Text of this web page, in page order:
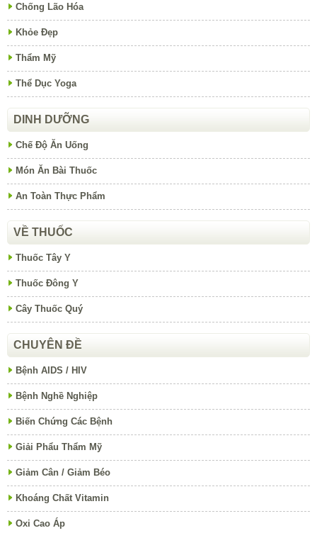
Chống Lão Hóa
Khỏe Đẹp
Thẩm Mỹ
Thể Dục Yoga
DINH DƯỠNG
Chế Độ Ăn Uống
Món Ăn Bài Thuốc
An Toàn Thực Phẩm
VỀ THUỐC
Thuốc Tây Y
Thuốc Đông Y
Cây Thuốc Quý
CHUYÊN ĐỀ
Bệnh AIDS / HIV
Bệnh Nghề Nghiệp
Biến Chứng Các Bệnh
Giải Phẩu Thẩm Mỹ
Giảm Cân / Giảm Béo
Khoáng Chất Vitamin
Oxi Cao Áp